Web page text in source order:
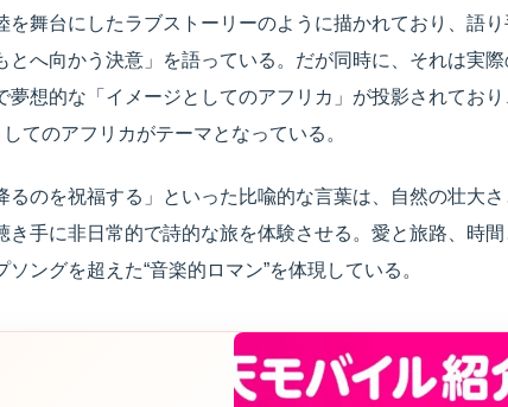
を舞台にしたラブストーリーのように描かれており、語
とへ向かう決意」を語っている。だが同時に、それは実
夢想的な「イメージとしてのアフリカ」が投影されており
してのアフリカがテーマとなっている。
るのを祝福する」といった比喩的な言葉は、自然の壮大
き手に非日常的で詩的な旅を体験させる。愛と旅路、時
ングを超えた“音楽的ロマン”を体現している。